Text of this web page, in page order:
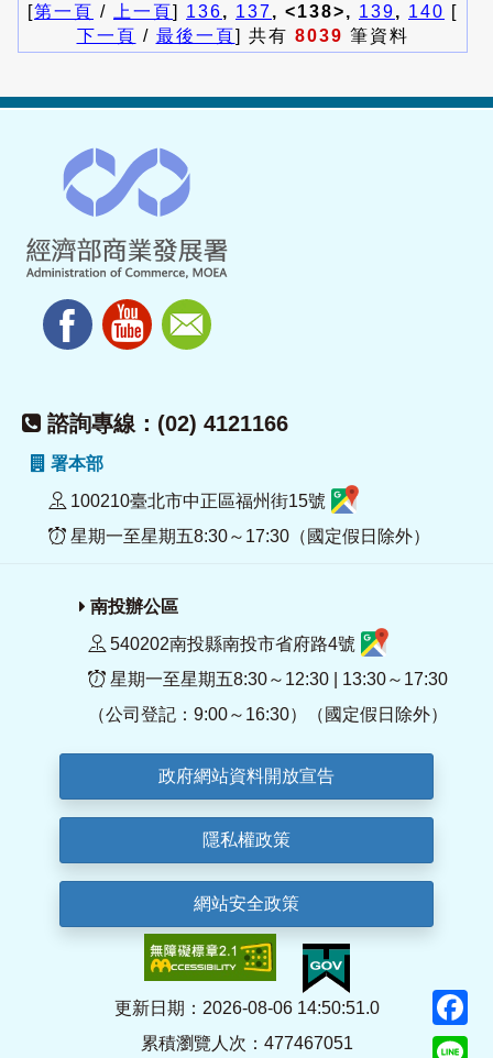
[第一頁 / 上一頁] 136, 137, <138>, 139, 140 [
下一頁 / 最後一頁] 共有 8039 筆資料
諮詢專線：(02) 4121166
署本部
100210臺北市中正區福州街15號
星期一至星期五8:30～17:30（國定假日除外）
南投辦公區
540202南投縣南投市省府路4號
星期一至星期五8:30～12:30 | 13:30～17:30
（公司登記：9:00～16:30）（國定假日除外）
政府網站資料開放宣告
隱私權政策
網站安全政策
更新日期：2026-08-06 14:50:51.0
累積瀏覽人次：477467051